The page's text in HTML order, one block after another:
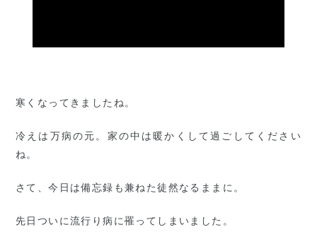
寒くなってきましたね。
冷えは万病の元。家の中は暖かくして過ごしてください
ね。
さて、今日は備忘録も兼ねた徒然なるままに。
先日ついに流行り病に罹ってしまいました。